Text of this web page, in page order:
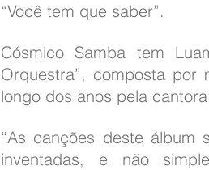
“Você tem que saber”.
Cósmico Samba tem
Orquestra”, composta por
longo dos anos pela
“As canções deste álbum
inventadas, e não